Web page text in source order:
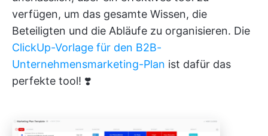
verfügen, um das gesamte Wissen, die
Beteiligten und die Abläufe zu organisieren. Die
ClickUp-Vorlage für den B2B-
Unternehmensmarketing-Plan ist dafür das
perfekte tool! ❣️